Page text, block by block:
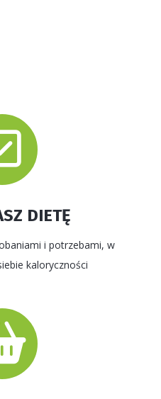
DIETĘ
i potrzebami, w
kaloryczności